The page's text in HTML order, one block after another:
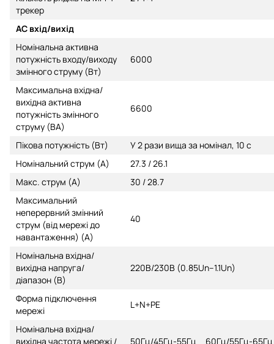
трекер
AC вхід/вихід
Номінальна активна
потужність входу/виходу
змінного струму (Вт)
6000
Максимальна вхідна/
вихідна активна
потужність змінного
струму (ВА)
6600
Пікова потужність (Вт)
У 2 рази вища за номінал, 10 с
Номінальний струм (А)
27.3 / 26.1
Макс. струм (А)
30 / 28.7
Максимальний
неперервний змінний
струм (від мережі до
навантаження) (А)
40
Номінальна вхідна/
вихідна напруга/
діапазон (В)
220В/230В (0.85Un–1.1Un)
Форма підключення
мережі
L+N+PE
Номінальна вхідна/
вихідна частота мережі /
50Гц/45Гц-55Гц 60Гц/55Гц-65Гц